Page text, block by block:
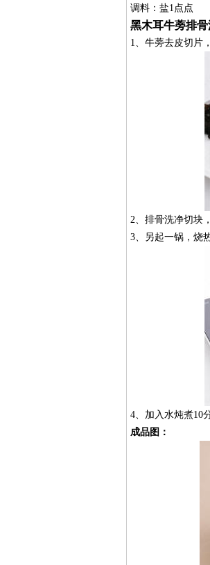
调料：盐1点点
黑木耳牛蒡排骨
1、牛蒡去皮切片
2、排骨洗净切块
3、另起一锅，烧
4、加入水炖煮10
成品图：